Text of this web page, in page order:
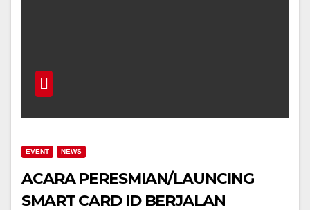
EVENT NEWS
ACARA PERESMIAN/LAUNCING
SMART CARD ID BERJALAN